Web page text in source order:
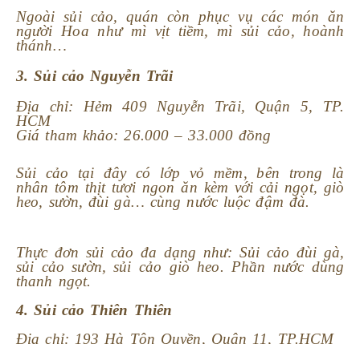
Ngoài sủi cảo, quán còn phục vụ các món ăn
người Hoa như mì vịt tiềm, mì sủi cảo, hoành
thánh…
3. Sủi cảo Nguyễn Trãi
Địa chỉ: Hẻm 409 Nguyễn Trãi, Quận 5, TP.
HCM
Giá tham khảo: 26.000 – 33.000 đồng
Sủi cảo tại đây có lớp vỏ mềm, bên trong là
nhân tôm thịt tươi ngon ăn kèm với cải ngọt, giò
heo, sườn, đùi gà… cùng nước luộc đậm đà.
Thực đơn sủi cảo đa dạng như: Sủi cảo đùi gà,
sủi cảo sườn, sủi cảo giò heo. Phần nước dùng
thanh ngọt.
4. Sủi cảo Thiên Thiên
Địa chỉ: 193 Hà Tôn Quyền, Quận 11, TP.HCM